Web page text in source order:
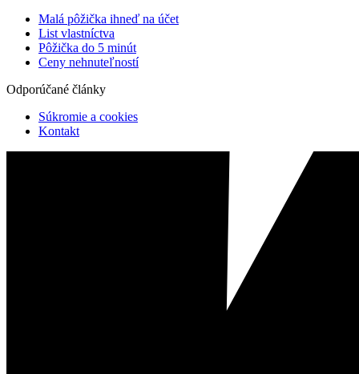
Malá pôžička ihneď na účet
List vlastníctva
Pôžička do 5 minút
Ceny nehnuteľností
Odporúčané články
Súkromie a cookies
Kontakt